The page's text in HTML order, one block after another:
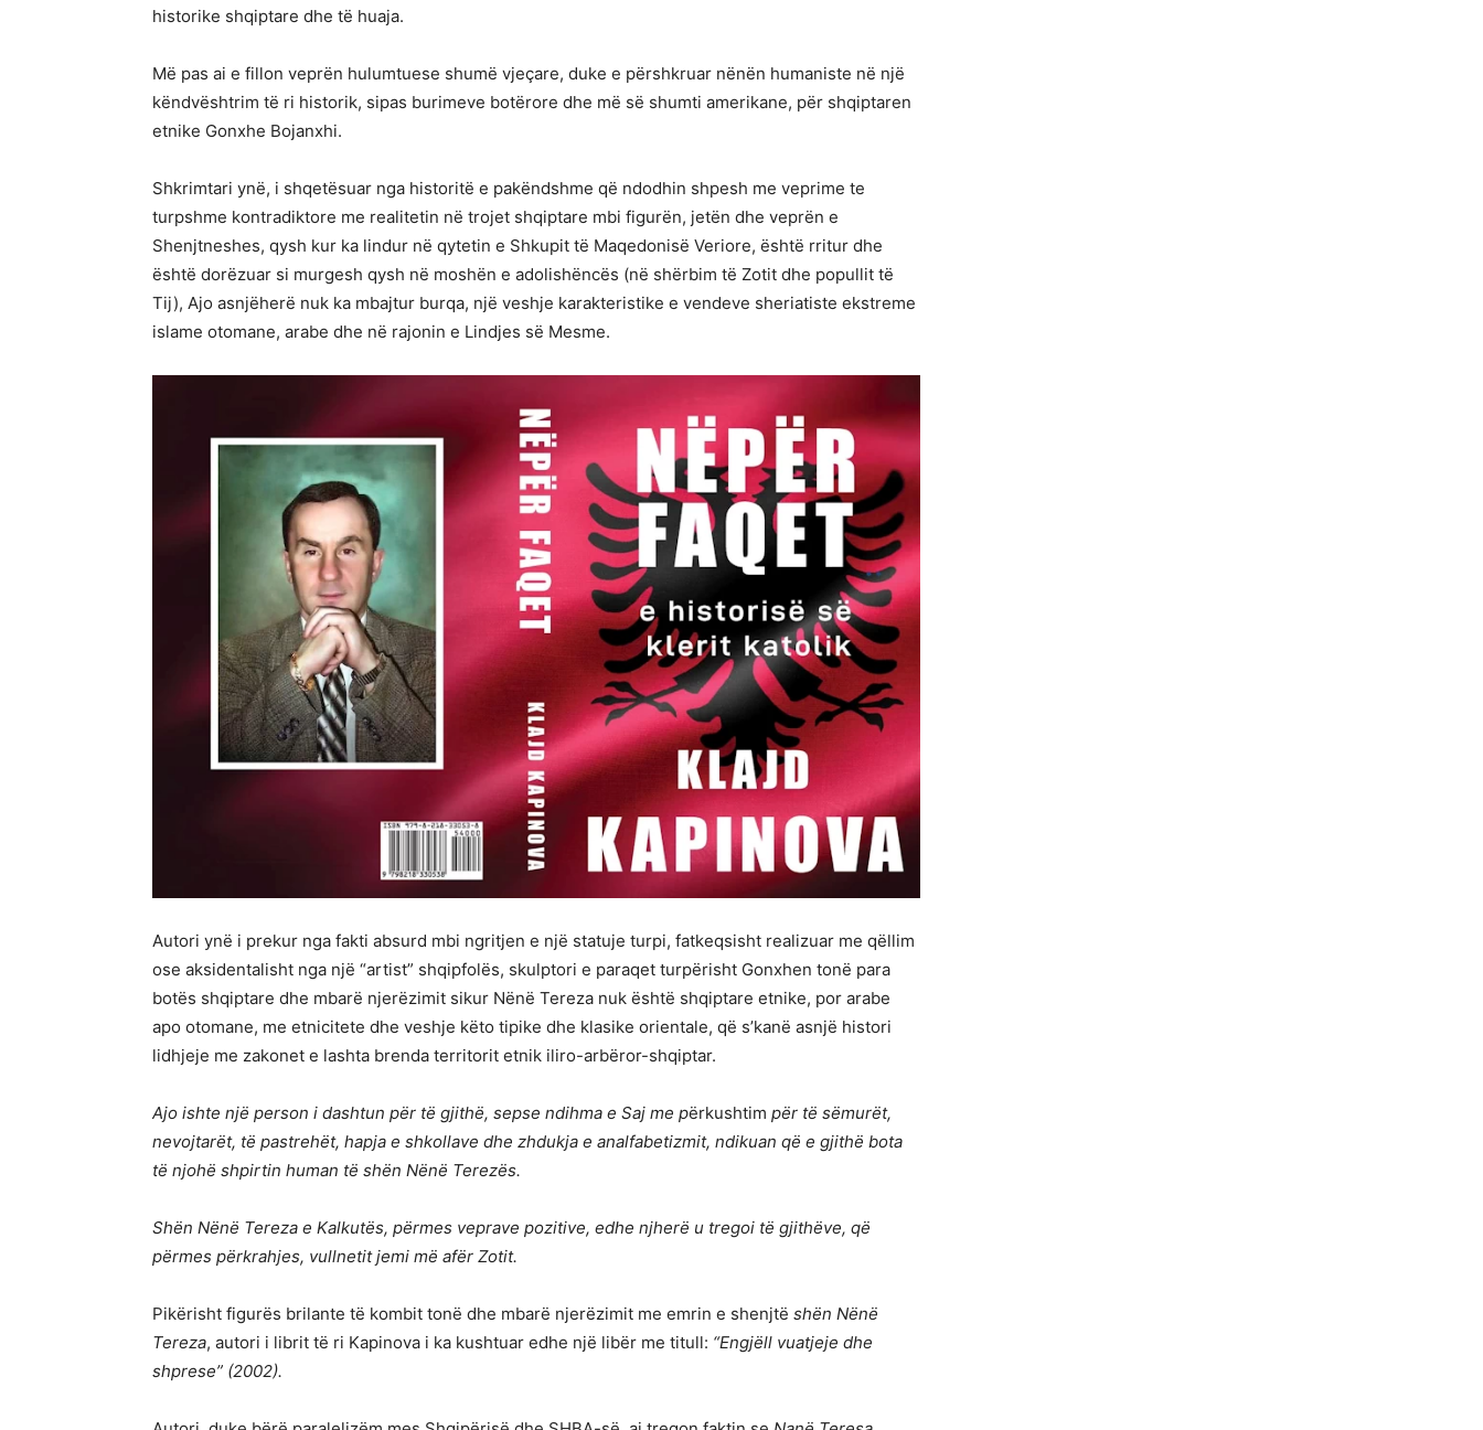
historike shqiptare dhe të huaja.
Më pas ai e fillon veprën hulumtuese shumë vjeçare, duke e përshkruar nënën humaniste në një
këndvështrim të ri historik, sipas burimeve botërore dhe më së shumti amerikane, për shqiptaren
etnike Gonxhe Bojanxhi.
Shkrimtari ynë, i shqetësuar nga historitë e pakëndshme që ndodhin shpesh me veprime te
turpshme kontradiktore me realitetin në trojet shqiptare mbi figurën, jetën dhe veprën e
Shenjtneshes, qysh kur ka lindur në qytetin e Shkupit të Maqedonisë Veriore, është rritur dhe
është dorëzuar si murgesh qysh në moshën e adolishëncës (në shërbim të Zotit dhe popullit të
Tij), Ajo asnjëherë nuk ka mbajtur burqa, një veshje karakteristike e vendeve sheriatiste ekstreme
islame otomane, arabe dhe në rajonin e Lindjes së Mesme.
Autori ynë i prekur nga fakti absurd mbi ngritjen e një statuje turpi, fatkeqsisht realizuar me qëllim
ose aksidentalisht nga një “artist” shqipfolës, skulptori e paraqet turpërisht Gonxhen tonë para
botës shqiptare dhe mbarë njerëzimit sikur Nënë Tereza nuk është shqiptare etnike, por arabe
apo otomane, me etnicitete dhe veshje këto tipike dhe klasike orientale, që s’kanë asnjë histori
lidhjeje me zakonet e lashta brenda territorit etnik iliro-arbëror-shqiptar.
Ajo ishte një person i dashtun për të gjithë, sepse ndihma e Saj me përkushtim për të sëmurët,
nevojtarët, të pastrehët, hapja e shkollave dhe zhdukja e analfabetizmit, ndikuan që e gjithë bota
të njohë shpirtin human të shën Nënë Terezës.
Shën Nënë Tereza e Kalkutës, përmes veprave pozitive, edhe njherë u tregoi të gjithëve, që
përmes përkrahjes, vullnetit jemi më afër Zotit.
Pikërisht figurës brilante të kombit tonë dhe mbarë njerëzimit me emrin e shenjtë shën Nënë
Tereza, autori i librit të ri Kapinova i ka kushtuar edhe një libër me titull: “Engjëll vuatjeje dhe
shprese” (2002).